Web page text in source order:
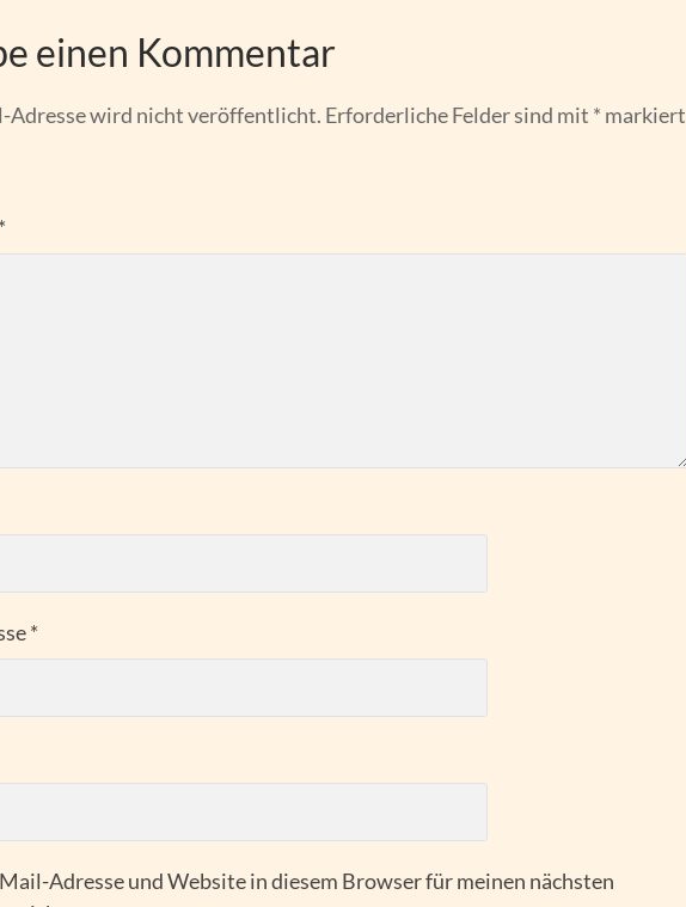
einen Kommentar
Adresse wird nicht veröffentlicht. Erforderliche Felder sind mit * markiert
*
*
Adresse und Website in diesem Browser für meinen nächsten